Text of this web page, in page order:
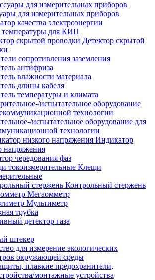
для измерительных приборов
качества электроэнергии
температуры для КИП
Детектор скрытой
сопротивления заземления
антифриза
влажности материала
длины кабеля
температуры и климата
испытательное оборудование для
технологии
Индикатор
напряжения
чередования фаз
Клещи
Контрольный стержень
Мегаомметр
Мультиметр
трубка
детектор газа
штекер
для измерение экологических
окружающей среды
плавкие предохранители,
монтажные устройства